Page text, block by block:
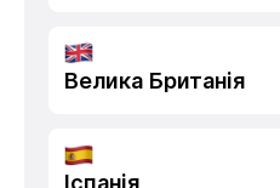
Велика Британія
Іспанія